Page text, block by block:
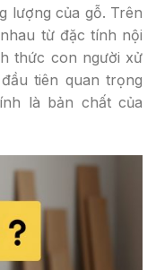
lượng của gỗ. Trên
từ đặc tính nội
thức con người xử
tiên quan trọng
là bản chất của